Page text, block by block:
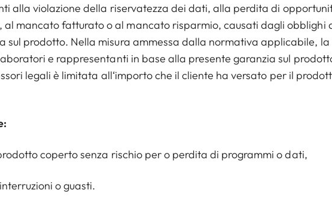
alla violazione della riservatezza dei dati, alla perdita di
mancato fatturato o al mancato risparmio, causati dagli obblighi
sul prodotto. Nella misura ammessa dalla normativa applicabile, la
e rappresentanti in base alla presente garanzia sul
legali è limitata all‘importo che il cliente ha versato per il
coperto senza rischio per o perdita di programmi o dati,
o guasti.